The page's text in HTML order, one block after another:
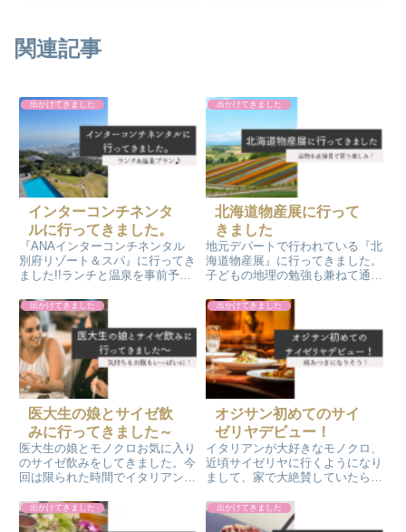
関連記事
出かけてきました
インターコンチネンタ
ルに行ってきました。
『ANAインターコンチネンタル
別府リゾート＆スパ』に行ってき
ました!!ランチと温泉を事前予約
豪華な食事と絶景の露天風呂の温
泉でした。非日常の休日を存分に
楽しみました～来年も絶対行こう
と決めました(^^♪
出かけてきました
北海道物産展に行って
きました
地元デパートで行われている『北
海道物産展』に行ってきました。
子どもの地理の勉強も兼ねて通っ
を買って、全国各地の勉強もでき
て一挙両得！今回は食べたことの
ない物を探して１人でお買い物を
しました。『ざんぎ』『ルイベ
漬』『駒ヶ岳プリン』買いまし
た。
出かけてきました
医大生の娘とサイゼ飲
みに行ってきました～
医大生の娘とモノクロお気に入り
のサイゼ飲みをしてきました。今
回は限られた時間でイタリアンと
少ない大学生活の満喫計画で会話
が弾み、短時間でしたが、相変わ
出かけてきました
オジサン初めてのサイ
ゼリヤデビュー！
イタリアンが大好きなモノクロ、
近頃サイゼリヤに行くようになり
まして、家で大絶賛していたら、
ノクロ夫が一度行ってみたい！オ
ジサンのサイゼリヤデビューです
出かけてきました 出かけてきました